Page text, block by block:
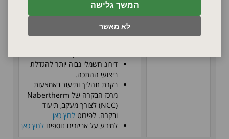
המשך גלישה
לא מאשר
החימום.
לפירוט
מתג או בקר משמשים לכיבוי מקטע
דירוג חשמלי גבוה יותר להגדלת
ביצועי ההתכה.
בקרת תהליך ותיעוד באמצעות
מרכז הבקרה של Nabertherm
(
NCC) לצורך מעקב, תיעוד
ובקרה. לפירוט לחץ כאן
למידע על אביזרים נוספים לחץ כאן